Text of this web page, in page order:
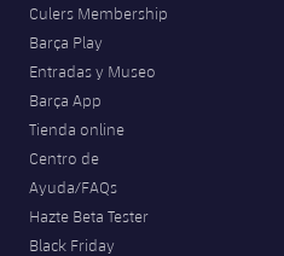
Culers Membership
Barça Play
Entradas y Museo
Barça App
Tienda online
Centro de
Ayuda/FAQs
Hazte Beta Tester
Black Friday